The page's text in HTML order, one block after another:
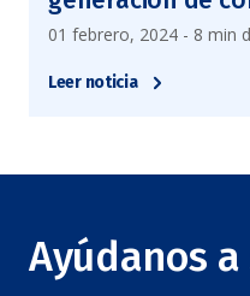
01 febrero, 2024 - 8 min
Leer noticia
Ayúdanos